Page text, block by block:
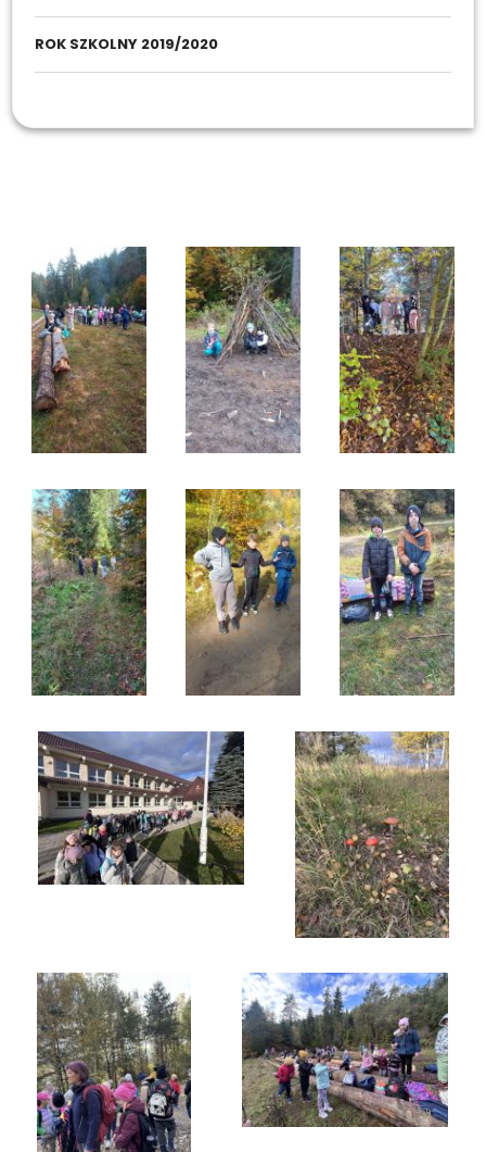
ROK SZKOLNY 2019/2020